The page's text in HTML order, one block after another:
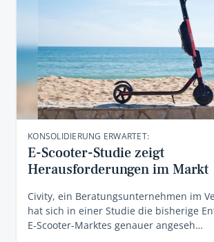
KONSOLIDIERUNG ERWARTET:
E-Scooter-Studie zeigt
Herausforderungen im Markt
Civity, ein Beratungsunternehmen im
hat sich in einer Studie die bisherige
E-Scooter-Marktes genauer angeseh…